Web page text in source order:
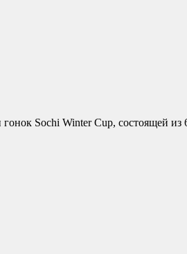
Sochi Winter Cup, состоящей из